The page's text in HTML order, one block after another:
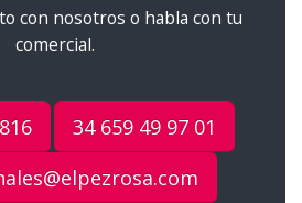
con nosotros o habla con tu
comercial.
34 659 49 97 01